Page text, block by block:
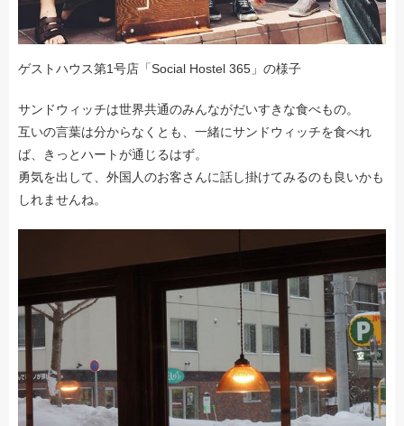
ゲストハウス第1号店「Social Hostel 365」の様子
サンドウィッチは世界共通のみんながだいすきな食べもの。
互いの言葉は分からなくとも、一緒にサンドウィッチを食べれ
ば、きっとハートが通じるはず。
勇気を出して、外国人のお客さんに話し掛けてみるのも良いかも
しれませんね。